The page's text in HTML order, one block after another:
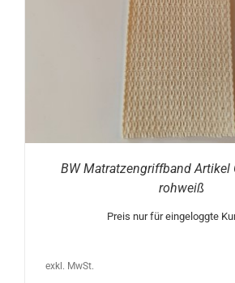
BW Matratzengriffband Artikel
rohweiß
Preis nur für eingeloggte
exkl. MwSt.